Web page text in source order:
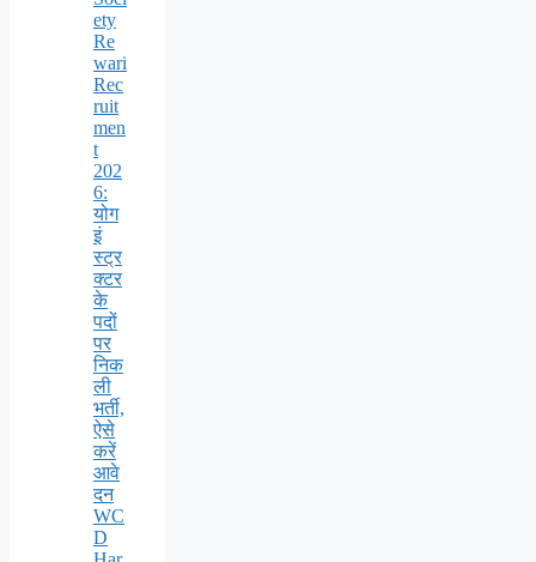
ety
Re
wari
Rec
ruit
men
t
202
6:
योग
इं
स्ट्र
क्टर
के
पदों
पर
निक
ली
भर्ती,
ऐसे
करें
आवे
दन
WC
D